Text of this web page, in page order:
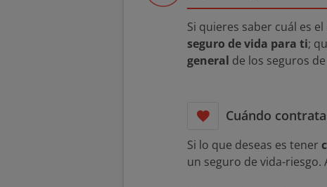
Si quieres saber cuál es
seguro de vida para ti;
general de los seguros
Cuándo
Si lo que deseas es tener
un seguro de vida-